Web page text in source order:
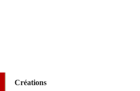
Créations